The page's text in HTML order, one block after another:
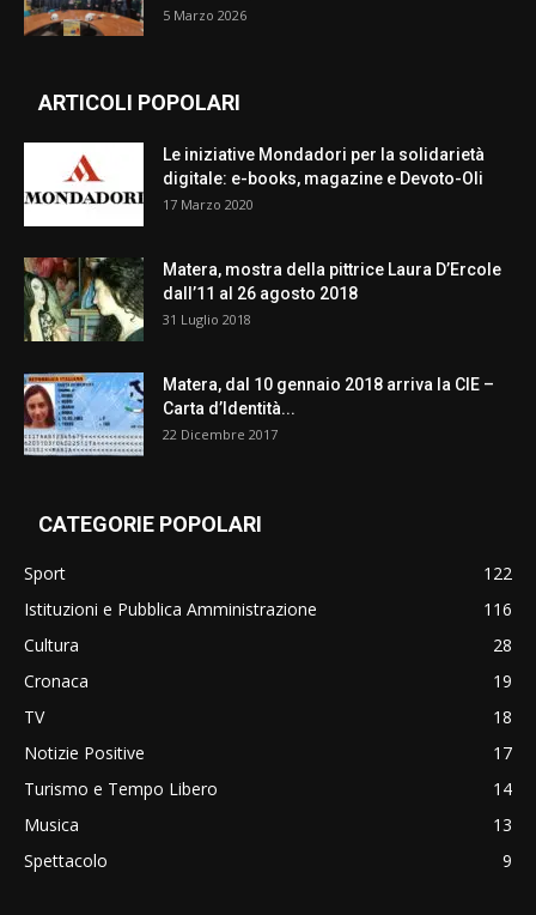
5 Marzo 2026
ARTICOLI POPOLARI
Le iniziative Mondadori per la solidarietà
digitale: e-books, magazine e Devoto-Oli
17 Marzo 2020
Matera, mostra della pittrice Laura D’Ercole
dall’11 al 26 agosto 2018
31 Luglio 2018
Matera, dal 10 gennaio 2018 arriva la CIE –
Carta d’Identità...
22 Dicembre 2017
CATEGORIE POPOLARI
Sport
122
Istituzioni e Pubblica Amministrazione
116
Cultura
28
Cronaca
19
TV
18
Notizie Positive
17
Turismo e Tempo Libero
14
Musica
13
Spettacolo
9